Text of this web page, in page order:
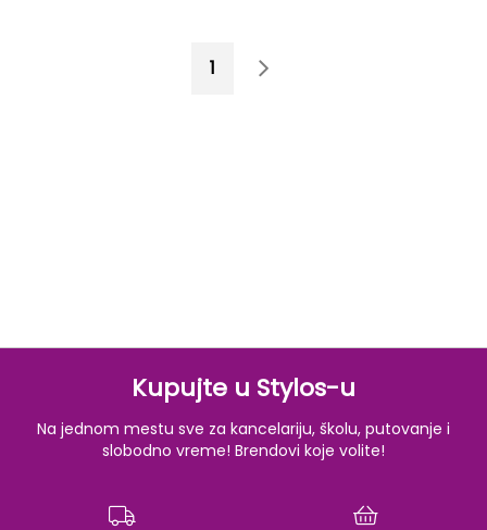
You're currently reading page
1 Page
2Page
Sledeće
Kupujte u Stylos-u
Na jednom mestu sve za kancelariju, školu, putovanje i
slobodno vreme! Brendovi koje volite!